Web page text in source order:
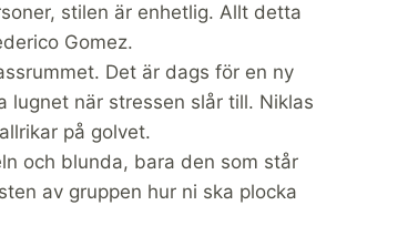
stilen är enhetlig. Allt detta
Gomez.
Det är dags för en ny
lugnet när stressen slår till. Niklas
på golvet.
och blunda, bara den som står
av gruppen hur ni ska plocka